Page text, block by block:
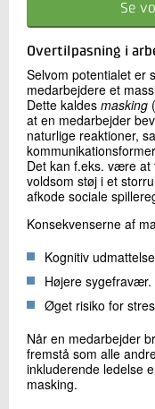
Se
Overtilpasning i
Selvom potentialet er
medarbejdere et
Dette kaldes masking
at en medarbejder
naturlige reaktioner,
Det kan f.eks. være at
voldsom støj i et
afkode sociale
Konsekvenserne af
Kognitiv
Højere sygefravær.
Øget risiko for
Når en medarbejder
fremstå som alle
inkluderende ledelse
masking.